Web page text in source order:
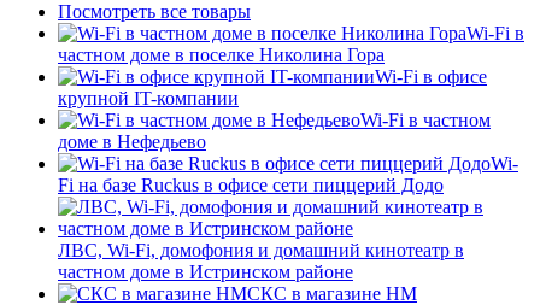
Посмотреть все товары
Wi-Fi в
частном доме в поселке Николина Гора
Wi-Fi в офисе
крупной IT-компании
Wi-Fi в частном
доме в Нефедьево
Wi-
Fi на базе Ruckus в офисе сети пиццерий Додо
ЛВС, Wi-Fi, домофония и домашний кинотеатр в
частном доме в Истринском районе
СКС в магазине HM